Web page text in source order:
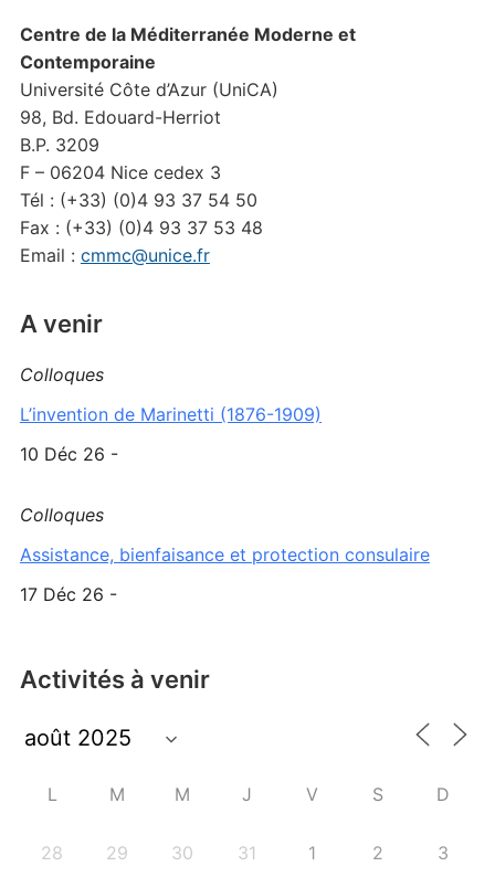
Centre de la Méditerranée Moderne et
Contemporaine
Université Côte d’Azur (UniCA)
98, Bd. Edouard-Herriot
B.P. 3209
F – 06204 Nice cedex 3
Tél : (+33) (0)4 93 37 54 50
Fax : (+33) (0)4 93 37 53 48
Email : cmmc@unice.fr
A venir
Colloques
L’invention de Marinetti (1876-1909)
10 Déc 26 -
Colloques
Assistance, bienfaisance et protection consulaire
17 Déc 26 -
Activités à venir
L M M J V S D
28 29 30 31 1 2 3